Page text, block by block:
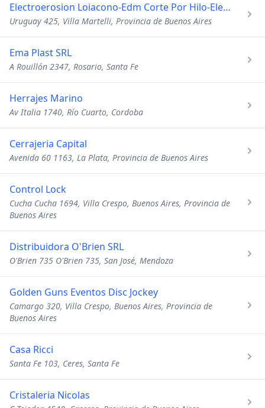
Electroerosion Loiacono-Edm Corte Por Hilo-Electrodos
Uruguay 425, Villa Martelli, Provincia de Buenos Aires
Ema Plast SRL
A Rouillón 2347, Rosario, Santa Fe
Herrajes Marino
Av Italia 1740, Río Cuarto, Cordoba
Cerrajeria Capital
Avenida 60 1163, La Plata, Provincia de Buenos Aires
Control Lock
Cucha Cucha 1694, Villa Crespo, Buenos Aires, Provincia de
Buenos Aires
Distribuidora O'Brien SRL
O'Brien 735 O'Brien 735, San José, Mendoza
Golden Guns Eventos Disc Jockey
Camargo 320, Villa Crespo, Buenos Aires, Provincia de
Buenos Aires
Casa Ricci
Santa Fe 103, Ceres, Santa Fe
Cristaleria Nicolas